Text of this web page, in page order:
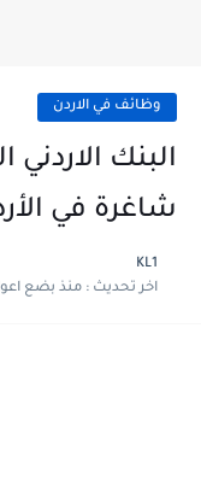
وظائف في الاردن
البنك
شاغرة في
KL1
اخر تحديث :منذ بضع